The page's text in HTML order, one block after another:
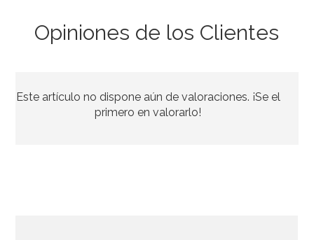
4,95€
Opiniones de los Clientes
Este artículo no dispone aún de valoraciones. ¡Se el
primero en valorarlo!